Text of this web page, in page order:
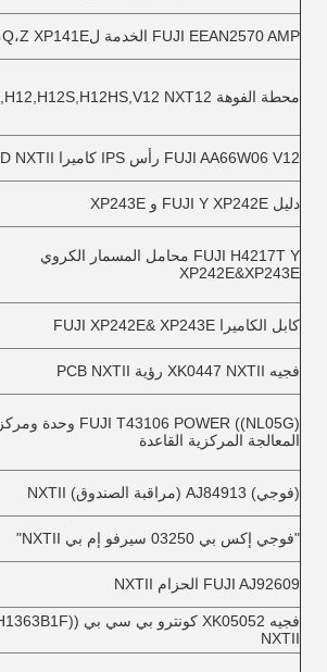
FUJI EEAN2570 AMP الخدمة لR،Q،Z XP141E
محطة الفوهة H08,H12,H12S,H12HS,V12 NXT12
FUJI AA66W06 V12 رأس IPS كاميرا CCD NXTII
دليل FUJI Y XP242E و XP243E
FUJI H4217T Y محامل المسمار الكروي
XP242E&XP243E
كابل الكاميرا FUJI XP242E& XP243E
فجيه XK0447 NXTII رؤية PCB NXTII
FUJI T43106 POWER ((NL05G) وحدة ومركز
المعالجة المركزية القاعدة
(فوجي) AJ84913 (مراقبة الصندوق) NXTII
"فوجي إكس بي 03250 سيرفو إم بي NXTII"
FUJI AJ92609 الحزام NXTII
NXTII